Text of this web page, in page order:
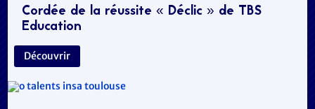
Cordée de la réussite « Déclic » de TBS
Education
Découvrir